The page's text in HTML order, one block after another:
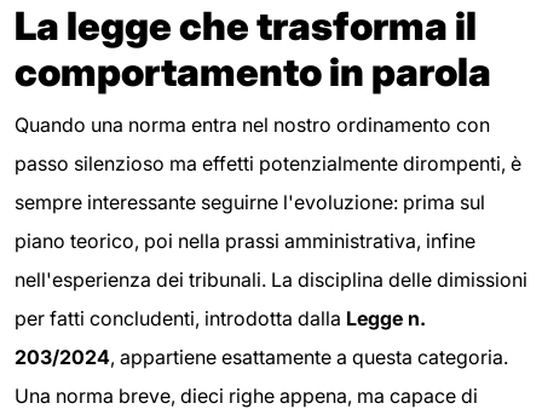
La legge che trasforma il
comportamento in parola
Quando una norma entra nel nostro ordinamento con
passo silenzioso ma effetti potenzialmente dirompenti, è
sempre interessante seguirne l'evoluzione: prima sul
piano teorico, poi nella prassi amministrativa, infine
nell'esperienza dei tribunali. La disciplina delle dimissioni
per fatti concludenti, introdotta dalla Legge n.
203/2024, appartiene esattamente a questa categoria.
Una norma breve, dieci righe appena, ma capace di